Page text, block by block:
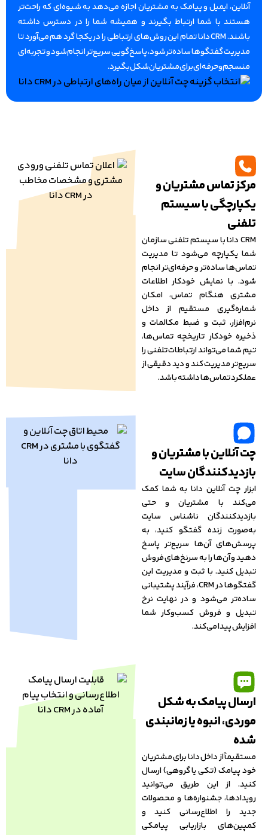
آنلاین، ایمیل و پیامک به مشتریان اجازه می‌دهد به شیوه‌ای که راحت‌تر
هستند با شما ارتباط بگیرند و همیشه شما را در دسترس داشته
باشند. CRM دانا تمام این روش‌های ارتباطی را در یکجا گرد هم می‌آورد تا
مدیریت گفتگوها ساده‌تر شود، پاسخ‌گویی سریع‌تر انجام شود و تجربه‌ای
منسجم و حرفه‌ای برای مشتریان شکل بگیرد.
مرکز تماس مشتریان و
یکپارچگی با سیستم
تلفنی
CRM دانا با سیستم تلفنی سازمان
شما یکپارچه می‌شود تا مدیریت
تماس‌ها ساده‌تر و حرفه‌ای‌تر انجام
شود. با نمایش خودکار اطلاعات
مشتری هنگام تماس، امکان
شماره‌گیری مستقیم از داخل
نرم‌افزار، ثبت و ضبط مکالمات و
ذخیره خودکار تاریخچه تماس‌ها،
تیم شما می‌تواند ارتباطات تلفنی را
سریع‌تر مدیریت کند و دید دقیقی از
عملکرد تماس‌ها داشته باشد.
چت آنلاین با مشتریان و
بازدیدکنندگان سایت
ابزار چت آنلاین دانا به شما کمک
می‌کند با مشتریان و حتی
بازدیدکنندگان ناشناس سایت
به‌صورت زنده گفتگو کنید، به
پرسش‌های آن‌ها سریع‌تر پاسخ
دهید و آن‌ها را به سرنخ‌های فروش
تبدیل کنید. با ثبت و مدیریت این
گفتگوها در CRM، فرآیند پشتیبانی
ساده‌تر می‌شود و در نهایت نرخ
تبدیل و فروش کسب‌وکار شما
افزایش پیدا می‌کند.
ارسال پیامک به شکل
موردی، انبوه یا زمانبندی
شده
مستقیماً از داخل دانا برای مشتریان
خود پیامک (تکی یا گروهی) ارسال
کنید. از این طریق می‌توانید
رویدادها، جشنواره‌ها و محصولات
جدید را اطلاع‌رسانی کنید و
کمپین‌های بازاریابی پیامکی